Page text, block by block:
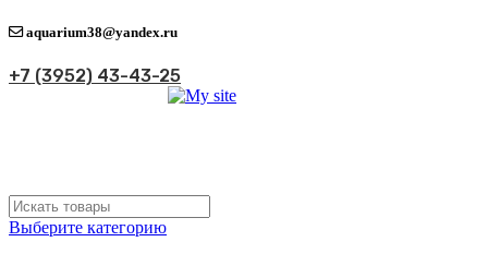
aquarium38@yandex.ru
+7 (3952) 43-43-25
Выберите категорию